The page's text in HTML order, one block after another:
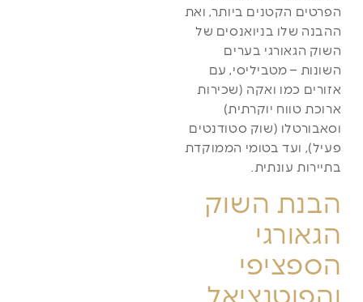
הפרטים הקטנים ביותר, ואת
ההבנה שלו בניואנסים של
השוק הגאורגי בערים
השונות – מטביליסי, עם
אזורים כמו ואקה (שכירות
ארוכת טווח יוקרתית)
וסאבורטלו (שוק סטודנטים
פעיל), ועד בטומי הממוקדת
בתיירות עונתית.
הבנת השוק
הגאורגי
הספציפי